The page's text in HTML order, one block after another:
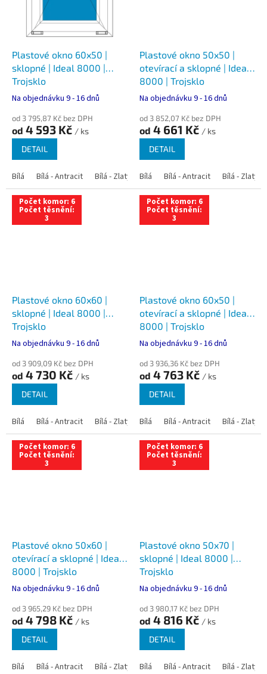
Plastové okno 60x50 |
sklopné | Ideal 8000 |
Trojsklo
Na objednávku 9 - 16 dnů
od 3 795,87 Kč bez DPH
od 4 593 Kč / ks
DETAIL
Bílá Bílá - Antracit Bílá - Zlatý dub Bílá - Tmavý dub Bílá -
Plastové okno 50x50 |
otevírací a sklopné | Ideal
8000 | Trojsklo
Na objednávku 9 - 16 dnů
od 3 852,07 Kč bez DPH
od 4 661 Kč / ks
DETAIL
Bílá Bílá - Antracit Bílá - Zlatý
Počet komor: 6
Počet těsnění:
3
Plastové okno 60x60 |
sklopné | Ideal 8000 |
Trojsklo
Na objednávku 9 - 16 dnů
od 3 909,09 Kč bez DPH
od 4 730 Kč / ks
DETAIL
Bílá Bílá - Antracit Bílá - Zlatý dub Bílá - Tmavý dub Bílá -
Počet komor: 6
Počet těsnění:
3
Plastové okno 60x50 |
otevírací a sklopné | Ideal
8000 | Trojsklo
Na objednávku 9 - 16 dnů
od 3 936,36 Kč bez DPH
od 4 763 Kč / ks
DETAIL
Bílá Bílá - Antracit Bílá - Zlatý
Počet komor: 6
Počet těsnění:
3
Plastové okno 50x60 |
otevírací a sklopné | Ideal
8000 | Trojsklo
Na objednávku 9 - 16 dnů
od 3 965,29 Kč bez DPH
od 4 798 Kč / ks
DETAIL
Bílá Bílá - Antracit Bílá - Zlatý dub Bílá - Tmavý dub Bílá -
Počet komor: 6
Počet těsnění:
3
Plastové okno 50x70 |
sklopné | Ideal 8000 |
Trojsklo
Na objednávku 9 - 16 dnů
od 3 980,17 Kč bez DPH
od 4 816 Kč / ks
DETAIL
Bílá Bílá - Antracit Bílá - Zlatý